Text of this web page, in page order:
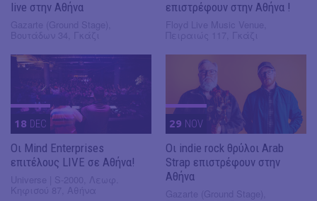
live στην Αθήνα
επιστρέφουν στην Αθήνα !
18 DEC
Οι Mind Enterprises
επιτέλους LIVE σε Αθήνα!
29 NOV
Οι indie rock θρύλοι Arab
Strap επιστρέφουν στην
Αθήνα